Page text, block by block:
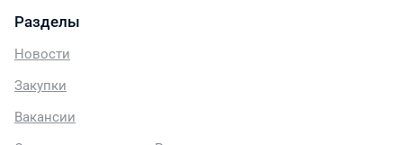
Разделы
Новости
Закупки
Вакансии